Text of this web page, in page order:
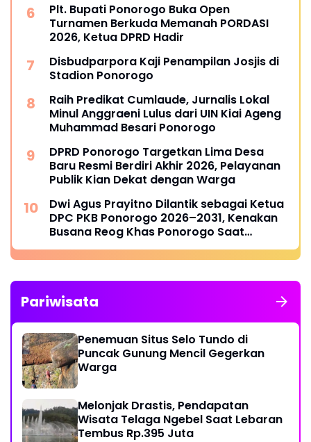
Plt. Bupati Ponorogo Buka Open
Turnamen Berkuda Memanah PORDASI
2026, Ketua DPRD Hadir
Disbudparpora Kaji Penampilan Josjis di
Stadion Ponorogo
Raih Predikat Cumlaude, Jurnalis Lokal
Minul Anggraeni Lulus dari UIN Kiai Ageng
Muhammad Besari Ponorogo
DPRD Ponorogo Targetkan Lima Desa
Baru Resmi Berdiri Akhir 2026, Pelayanan
Publik Kian Dekat dengan Warga
Dwi Agus Prayitno Dilantik sebagai Ketua
DPC PKB Ponorogo 2026–2031, Kenakan
Busana Reog Khas Ponorogo Saat
Pelantikan
Pariwisata
Penemuan Situs Selo Tundo di
Puncak Gunung Mencil Gegerkan
Warga
Melonjak Drastis, Pendapatan
Wisata Telaga Ngebel Saat Lebaran
Tembus Rp.395 Juta